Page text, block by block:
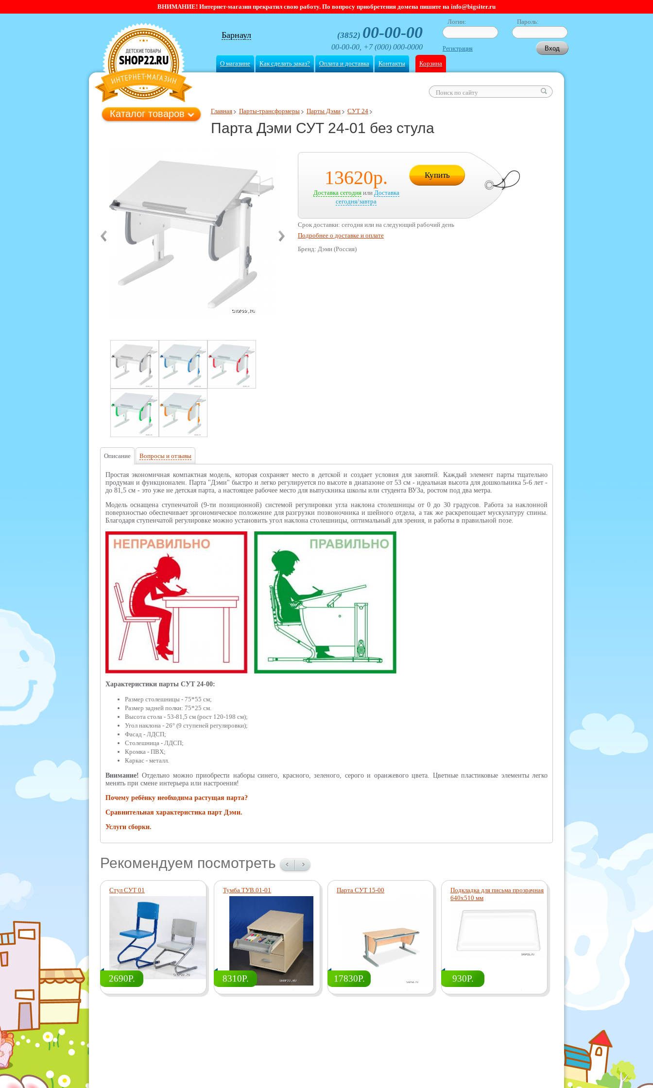
ВНИМАНИЕ! Интернет-магазин прекратил свою работу. По вопросу приобретения домена пишите на info@bigsiter.ru
Барнаул (3852) 00-00-00
00-00-00, +7 (000) 000-0000
Логин: Пароль:
Регистрация
О магазине Как сделать заказ? Оплата и доставка Контакты Корзина
Главная Парты-трансформеры Парты Дэми СУТ 24
Парта Дэми СУТ 24-01 без стула
Каталог товаров
13620р.
Доставка сегодняили Доставка
сегодня/завтра
Купить
Срок доставки: сегодня или на следующий рабочий день
Подробнее о доставке и оплате
Бренд: Дэми (Россия)
Описание Вопросы и отзывы
Простая экономичная компактная модель, которая сохраняет место в детской и создает условия для занятий. Каждый элемент парты тщательно
продуман и функционален. Парта "Дэми" быстро и легко регулируется по высоте в диапазоне от 53 см - идеальная высота для дошкольника 5-6 лет -
до 81,5 см - это уже не детская парта, а настоящее рабочее место для выпускника школы или студента ВУЗа, ростом под два метра.
Модель оснащена ступенчатой (9-ти позиционной) системой регулировки угла наклона столешницы от 0 до 30 градусов. Работа за наклонной
поверхностью обеспечивает эргономическое положение для разгрузки позвоночника и шейного отдела, а так же раскрепощает мускулатуру спины.
Благодаря ступенчатой регулировке можно установить угол наклона столешницы, оптимальный для зрения, и работы в правильной позе.
Характеристики парты СУТ 24-00:
Размер столешницы - 75*55 см;
Размер задней полки: 75*25 см.
Высота стола - 53-81,5 см (рост 120-198 см);
Угол наклона - 26° (9 ступеней регулировки);
Фасад - ЛДСП;
Столешница - ЛДСП;
Кромка - ПВХ;
Каркас - металл.
Внимание! Отдельно можно приобрести наборы синего, красного, зеленого, серого и оранжевого цвета. Цветные пластиковые элементы легко
менять при смене интерьера или настроения!
Почему ребёнку необходима растущая парта?
Сравнительная характеристика парт Дэми.
Услуги сборки.
Рекомендуем посмотреть
Стул СУТ 01
2690Р.
Тумба ТУВ.01-01
8310Р.
Парта СУТ 15-00
17830Р.
Подкладка для письма прозрачная
640х510 мм
930Р. 14540Р.